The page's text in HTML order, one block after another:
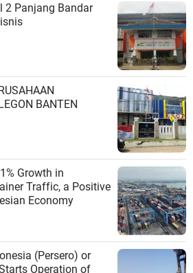
BANTEN
Growth in
Traffic, a Positive
Economy
(Persero) or
Operation of